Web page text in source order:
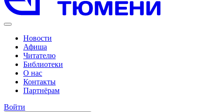
Новости
Афиша
Читателю
Библиотеки
О нас
Контакты
Партнёрам
Войти